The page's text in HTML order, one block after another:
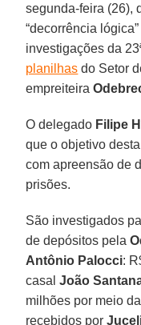
segunda-feira (26),
“decorrência
investigações da
planilhas do Setor
empreiteira
O delegado Filipe
que o objetivo
com apreensão de
prisões.
São investigados
de depósitos pela
Antônio Palocci:
casalJoão
milhões por meio
recebidos por